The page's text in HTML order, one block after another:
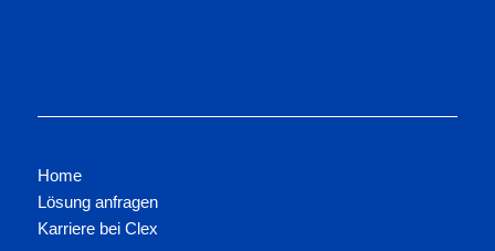
Home
Lösung anfragen
Karriere bei Clex